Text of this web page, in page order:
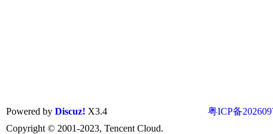
粤ICP备
Powered by Discuz! X3.4
Copyright © 2001-2023, Tencent Cloud.